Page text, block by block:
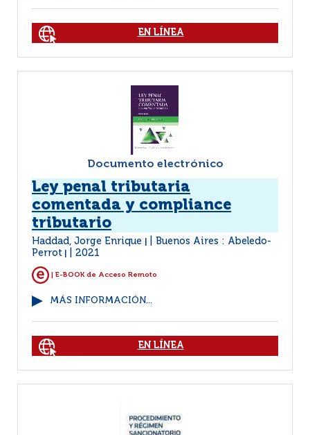
EN LÍNEA
Documento electrónico
Ley penal tributaria
comentada y compliance
tributario
Haddad, Jorge Enrique
Buenos Aires : Abeledo-
Perrot
2021
| E-BOOK de Acceso Remoto
MÁS INFORMACIÓN...
EN LÍNEA